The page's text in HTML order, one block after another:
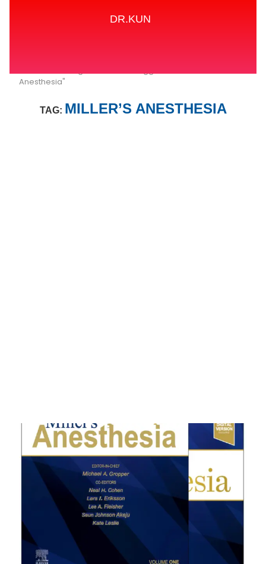
DR.KUN
Anesthesia"
TAG: MILLER’S ANESTHESIA